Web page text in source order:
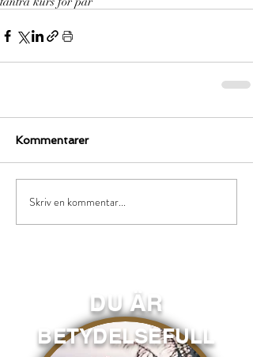
Kommentarer
Skriv en kommentar...
DU ÄR
BETYDELSEFULL